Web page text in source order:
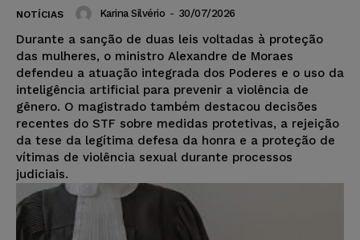
NOTÍCIAS Karina Silvério - 30/07/2026
Durante a sanção de duas leis voltadas à proteção
das mulheres, o ministro Alexandre de Moraes
defendeu a atuação integrada dos Poderes e o uso da
inteligência artificial para prevenir a violência de
gênero. O magistrado também destacou decisões
recentes do STF sobre medidas protetivas, a rejeição
da tese da legítima defesa da honra e a proteção de
vítimas de violência sexual durante processos
judiciais.